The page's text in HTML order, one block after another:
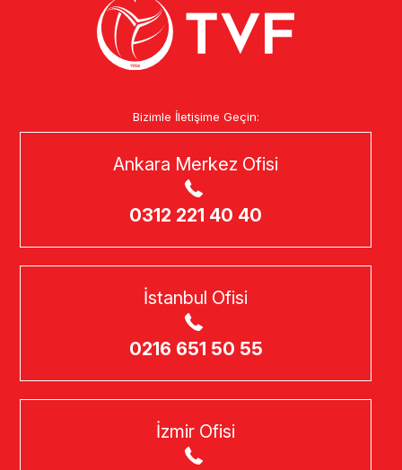
Bizimle İletişime Geçin:
Ankara Merkez Ofisi
0312 221 40 40
İstanbul Ofisi
0216 651 50 55
İzmir Ofisi